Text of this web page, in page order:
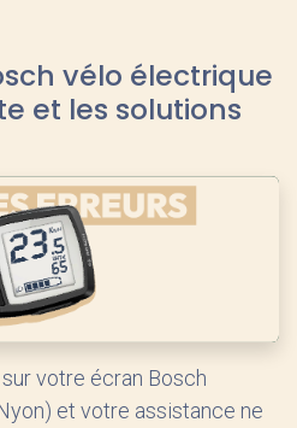
vélo électrique
et les solutions
votre écran Bosch
et votre assistance ne